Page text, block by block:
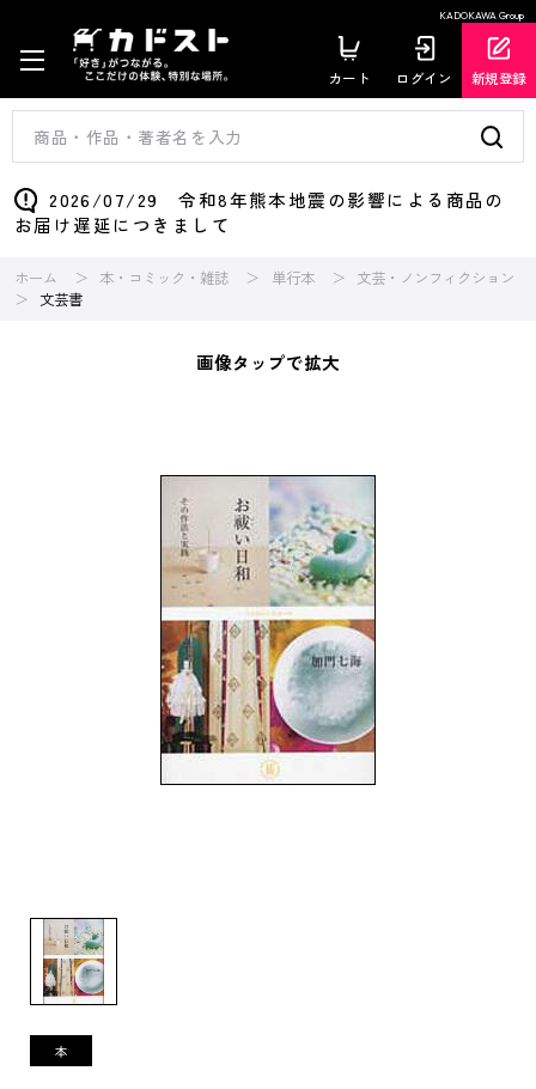
KADOKAWA Group
カート ログイン 新規登録
2026/07/29 令和8年熊本地震の影響による商品の
お届け遅延につきまして
ホーム 本・コミック・雑誌 単行本
文芸・ノンフィクション
文芸書
画像タップで拡大